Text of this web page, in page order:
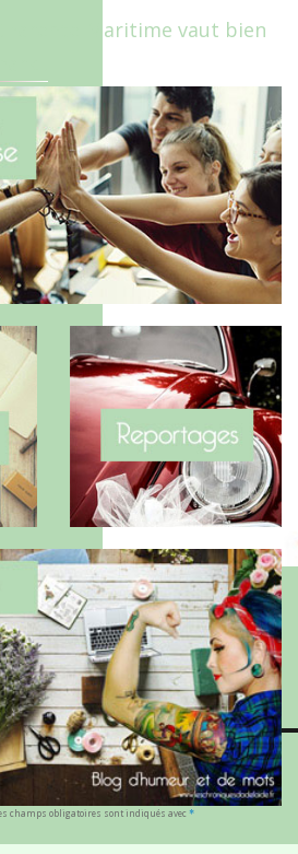
combinaison pantalon bleue
champs obligatoires sont indiqués avec *
Maritime vaut bien